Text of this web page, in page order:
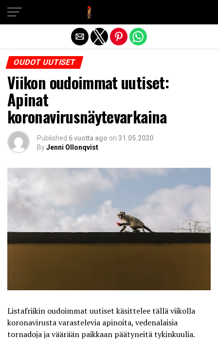
OUDOT UUTISET
Viikon oudoimmat uutiset:
Apinat
koronavirusnäytevarkaina
Published 6 vuotta ago on 31.05.2020
ByJenni Ollonqvist
Listafriikin oudoimmat uutiset käsittelee tällä viikolla
koronavirusta varastelevia apinoita, vedenalaisia
tornadoja ja väärään paikkaan päätyneitä tykinkuulia.
Exit mobile version